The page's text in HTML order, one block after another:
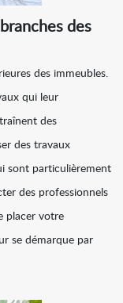
des
des immeubles.
qui leur
des
des travaux
sont particulièrement
des professionnels
placer votre
se démarque par